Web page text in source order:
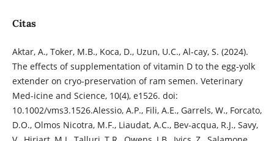
Citas
Aktar, A., Toker, M.B., Koca, D., Uzun, U.C., Al-cay, S. (2024).
The effects of supplementation of vitamin D to the egg-yolk
extender on cryo-preservation of ram semen. Veterinary
Med-icine and Science, 10(4), e1526. doi:
10.1002/vms3.1526.Alessio, A.P., Fili, A.E., Garrels, W., Forcato,
D.O., Olmos Nicotra, M.F., Liaudat, A.C., Bev-acqua, R.J., Savy,